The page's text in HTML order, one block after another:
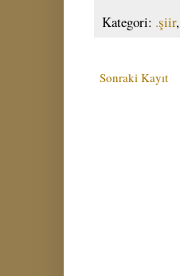
Kategori: .şiir,
Sonraki Kayıt